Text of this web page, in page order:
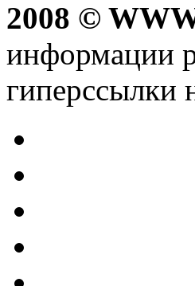
2008 ©
информации
гиперссылки